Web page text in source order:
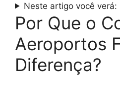
Neste artigo você verá:
Por Que o
Aeroportos
Diferença?